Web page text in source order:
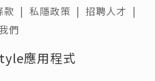
款 | 私隱政策 | 招聘人才 |
們
應用程式